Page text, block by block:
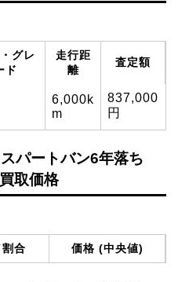
グレ
ド
走行距
離
査定額
6,000k
m
837,000
円
パートバン6年落ち
取価格
合 価格 (中央値)